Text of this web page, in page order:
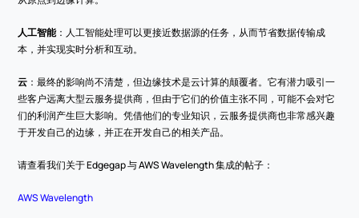
人工智能：人工智能处理可以更接近数据源的任务，从而节省数据传输成
本，并实现实时分析和互动。
云 ：最终的影响尚不清楚，但边缘技术是云计算的颠覆者。它有潜力吸引一
些客户远离大型云服务提供商，但由于它们的价值主张不同，可能不会对它
们的利润产生巨大影响。凭借他们的专业知识，云服务提供商也非常感兴趣
于开发自己的边缘，并正在开发自己的相关产品。
请查看我们关于 Edgegap 与 AWS Wavelength 集成的帖子：
AWS Wavelength